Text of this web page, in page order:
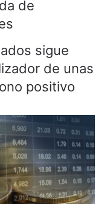
de
sigue
de unas
positivo